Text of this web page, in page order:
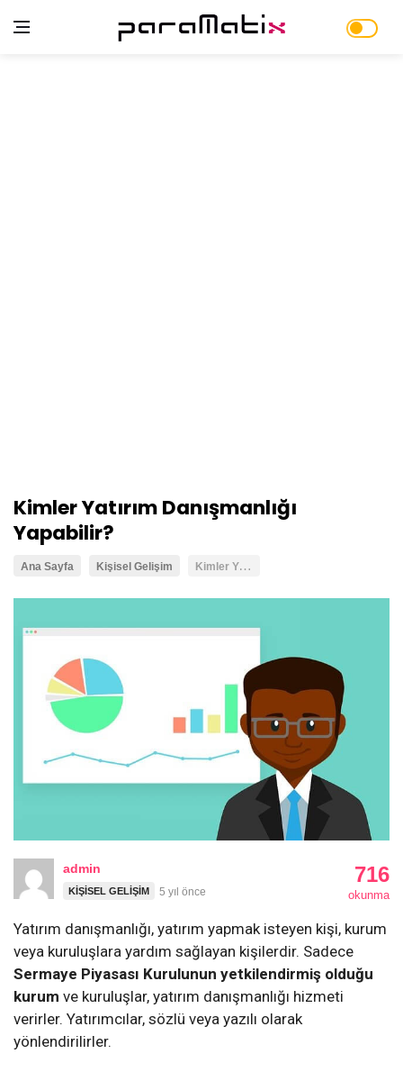
Kimler Yatırım Danışmanlığı
Yapabilir?
Ana Sayfa Kişisel Gelişim K
imler Yatırım Danışmanlığı Yapabilir?
admin
KIŞISEL GELIŞIM 5 yıl önce
716
okunma
Yatırım danışmanlığı, yatırım yapmak isteyen kişi, kurum
veya kuruluşlara yardım sağlayan kişilerdir. Sadece
Sermaye Piyasası Kurulunun yetkilendirmiş olduğu
kurum ve kuruluşlar, yatırım danışmanlığı hizmeti
verirler. Yatırımcılar, sözlü veya yazılı olarak
yönlendirilirler.